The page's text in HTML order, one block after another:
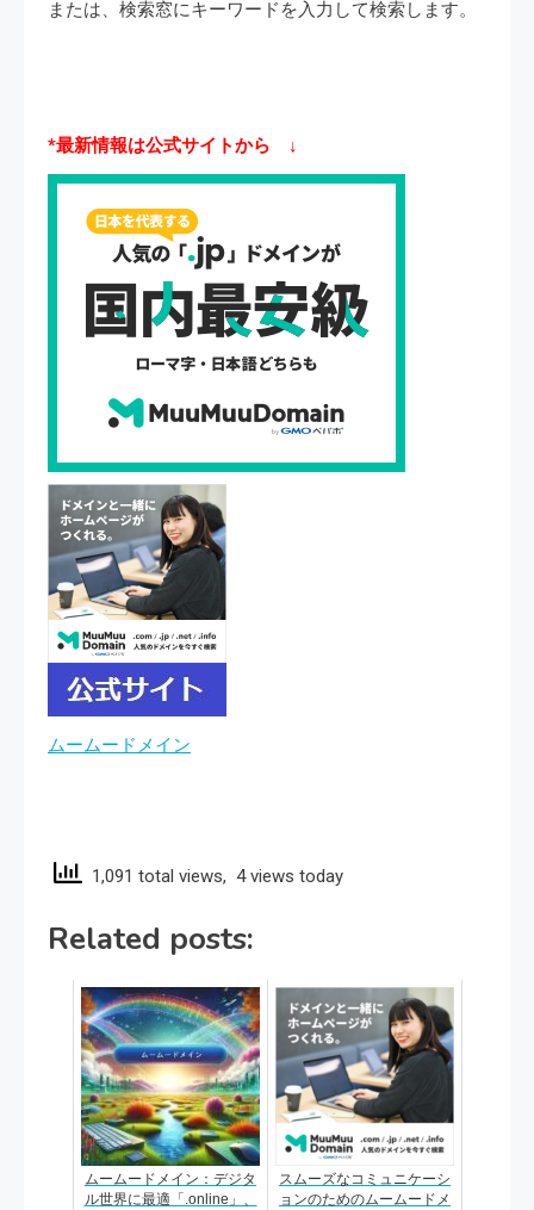
または、検索窓にキーワードを入力して検索します。
*最新情報は公式サイトから ↓
ムームードメイン
1,091 total views, 4 views today
Related posts:
ムームードメイン：デジタ
ル世界に最適「.online」、
スムーズなコミュニケーシ
ョンのためのムームードメ